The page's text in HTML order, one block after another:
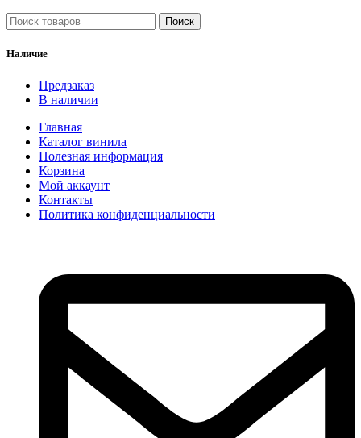
Поиск
Наличие
Предзаказ
В наличии
Главная
Каталог винила
Полезная информация
Корзина
Мой аккаунт
Контакты
Политика конфиденциальности